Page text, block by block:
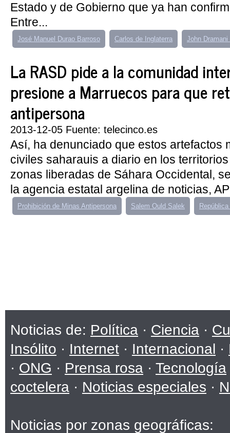
Estado y de Gobierno que ya han
Entre...
José Manuel Durao Barroso Carlos de Inglaterra John Dramani
La RASD pide a la comunidad
presione a Marruecos para que
antipersona
2013-12-05 Fuente: telecinco.es
Así, ha denunciado que estos artefactos
civiles saharauis a diario en los
zonas liberadas de Sáhara Occidental,
la agencia estatal argelina de noticias,
Prohibición de Minas Antipersona Salem Ould Salek
Noticias de: Política · Ciencia ·
Insólito · Internet · Internacional ·
· ONG · Prensa rosa · Tecnología
coctelera · Noticias especiales ·
Noticias por zonas geográficas: